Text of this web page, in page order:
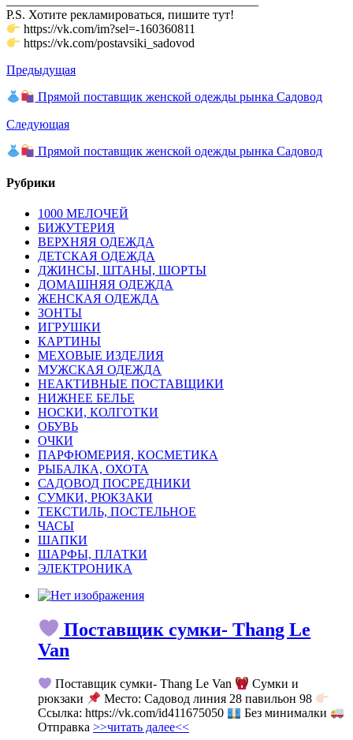
P.S. Хотите рекламироваться, пишите тут!
https://vk.com/im?sel=-160360811
https://vk.com/postavsiki_sadovod
Предыдущая
Прямой поставщик женской одежды рынка Садовод
Следующая
Прямой поставщик женской одежды рынка Садовод
Рубрики
1000 МЕЛОЧЕЙ
БИЖУТЕРИЯ
ВЕРХНЯЯ ОДЕЖДА
ДЕТСКАЯ ОДЕЖДА
ДЖИНСЫ, ШТАНЫ, ШОРТЫ
ДОМАШНЯЯ ОДЕЖДА
ЖЕНСКАЯ ОДЕЖДА
ЗОНТЫ
ИГРУШКИ
КАРТИНЫ
МЕХОВЫЕ ИЗДЕЛИЯ
МУЖСКАЯ ОДЕЖДА
НЕАКТИВНЫЕ ПОСТАВЩИКИ
НИЖНЕЕ БЕЛЬЕ
НОСКИ, КОЛГОТКИ
ОБУВЬ
ОЧКИ
ПАРФЮМЕРИЯ, КОСМЕТИКА
РЫБАЛКА, ОХОТА
САДОВОД ПОСРЕДНИКИ
СУМКИ, РЮКЗАКИ
ТЕКСТИЛЬ, ПОСТЕЛЬНОЕ
ЧАСЫ
ШАПКИ
ШАРФЫ, ПЛАТКИ
ЭЛЕКТРОНИКА
Поставщик сумки- Thang Le
Van
Поставщик сумки- Thang Le Van
Сумки и
рюкзаки
Место: Садовод линия 28 павильон 98
Ссылка: https://vk.com/id411675050
Без минималки
Отправка >>читать далее<<